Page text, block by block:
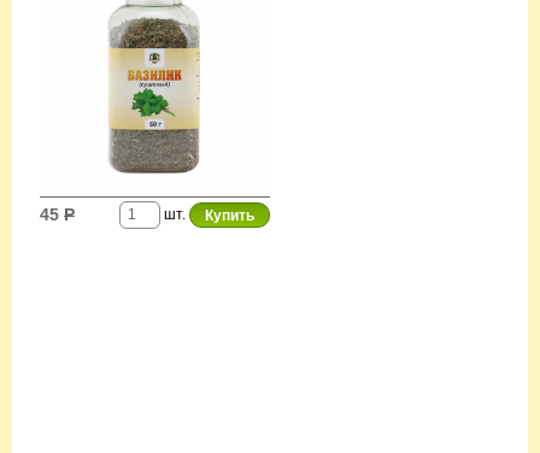
шт.
45 Р